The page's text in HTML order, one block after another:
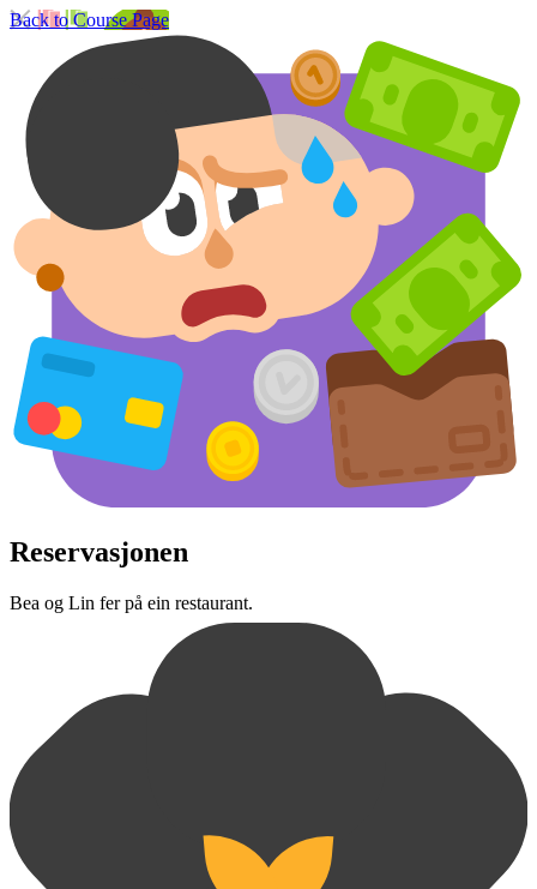
Back to Course Page
Reservasjonen
Bea og Lin fer på ein restaurant.